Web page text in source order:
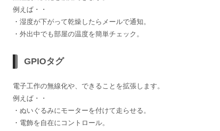
例えば・・
・湿度が下がって乾燥したらメールで通知。
・外出中でも部屋の温度を簡単チェック。
GPIOタグ
電子工作の無線化や、できることを拡張します。
例えば・・
・ぬいぐるみにモーターを付けて走らせる。
・電飾を自在にコントロール。